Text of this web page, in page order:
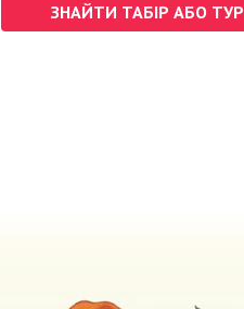
ЗНАЙТИ ТАБІР АБО ТУР